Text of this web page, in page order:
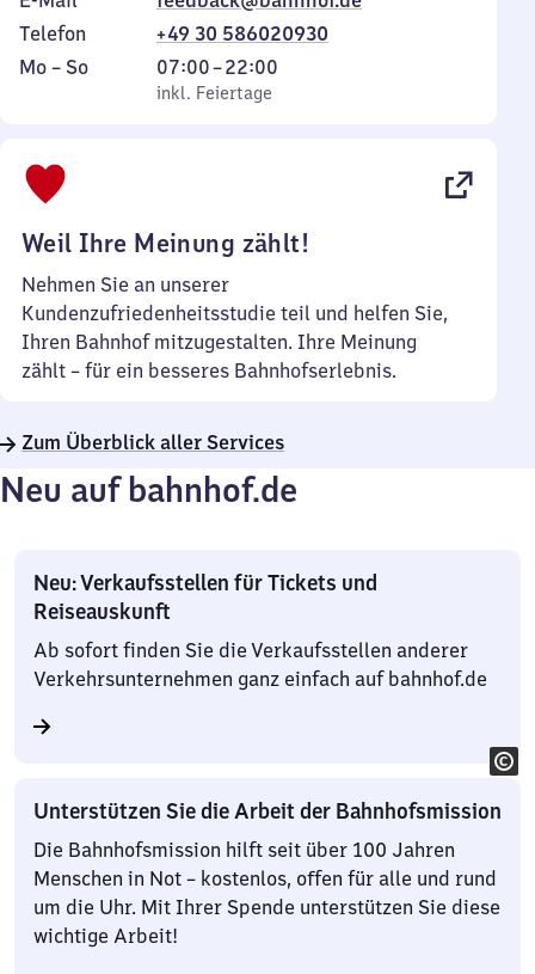
Telefon
+49 30 586020930
Montag
Mo – So,
inkl. Feiertage
07:00–22:00
Von
7
inkl. Feiertage
Weil Ihre Meinung zählt!
Nehmen Sie an unserer
Kundenzufriedenheitsstudie teil und helfen Sie,
Ihren Bahnhof mitzugestalten. Ihre Meinung
zählt – für ein besseres Bahnhofserlebnis.
Zum Überblick aller Services
Neu auf bahnhof.de
Neu: Verkaufsstellen für Tickets und
Reiseauskunft
Ab sofort finden Sie die Verkaufsstellen anderer
Verkehrsunternehmen ganz einfach auf bahnhof.de
Unterstützen Sie die Arbeit der Bahnhofsmission
Die Bahnhofsmission hilft seit über 100 Jahren
Menschen in Not – kostenlos, offen für alle und rund
um die Uhr. Mit Ihrer Spende unterstützen Sie diese
wichtige Arbeit!